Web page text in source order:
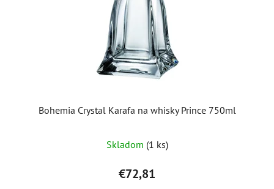
Bohemia Crystal Karafa na whisky Prince 750ml
Skladom (1 ks)
€72,81